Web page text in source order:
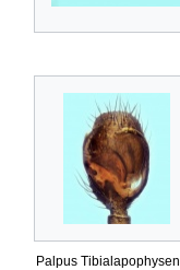
Palpus Tibialapophysen